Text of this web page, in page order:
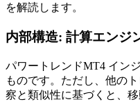
を解読します。
内部構造: 計算エンジ
パワートレンドMT4 イン
ものです。ただし、他の
察と類似性に基づくと、